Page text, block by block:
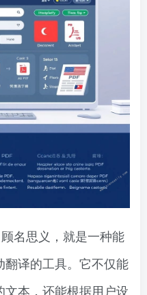
名思义，就是一种能
译的工具。它不仅能
本，还能根据用户设